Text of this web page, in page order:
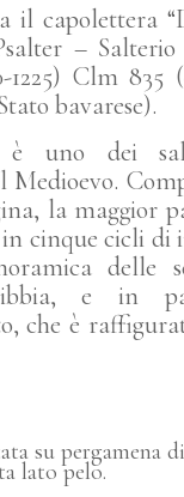
il capolettera
– Salterio
Clm 835
bavarese).
è uno dei
la maggior
cinque cicli di
delle
e in
che è
su pergamena
lato pelo.